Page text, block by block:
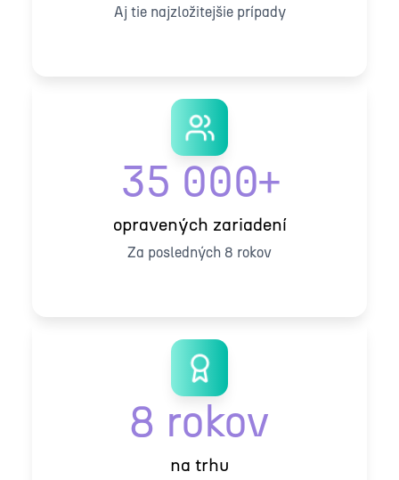
Aj tie najzložitejšie prípady
35 000+
opravených zariadení
Za posledných 8 rokov
8 rokov
na trhu